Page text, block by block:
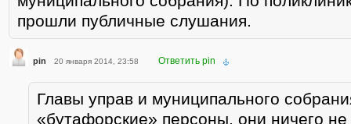
прошли публичные слушания.
pin 20 января 2014, 23:58 Ответить pin
Главы управ и муниципального
«бутафорские» персоны, они ничего